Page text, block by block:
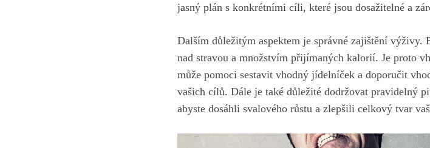
jasný plán s konkrétními cíli, které jsou dosažitelné a
Dalším důležitým aspektem je správné zajištění
nad stravou a množstvím přijímaných kalorií. Je proto
může pomoci sestavit vhodný jídelníček a doporučit
vašich cílů. Dále je také důležité dodržovat pravidelný
abyste dosáhli svalového růstu a zlepšili celkový tvar